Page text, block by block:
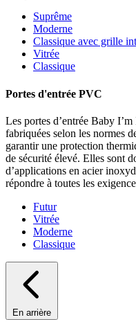
Suprême
Moderne
Classique avec grille
Vitrée
Classique
Portes d'entrée PVC
Les portes d’entrée Baby
fabriquées selon les normes
garantir une protection
de sécurité élevé. Elles sont
d’applications en acier
répondre à toutes les
Futur
Vitrée
Moderne
Classique
En arrière